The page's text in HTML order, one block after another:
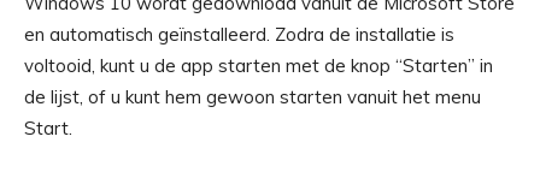
en automatisch geïnstalleerd. Zodra de installatie is
voltooid, kunt u de app starten met de knop “Starten” in
de lijst, of u kunt hem gewoon starten vanuit het menu
Start.